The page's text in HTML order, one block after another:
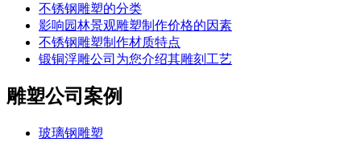
不锈钢雕塑的分类
影响园林景观雕塑制作价格的因素
不锈钢雕塑制作材质特点
锻铜浮雕公司为您介绍其雕刻工艺
雕塑公司案例
玻璃钢雕塑